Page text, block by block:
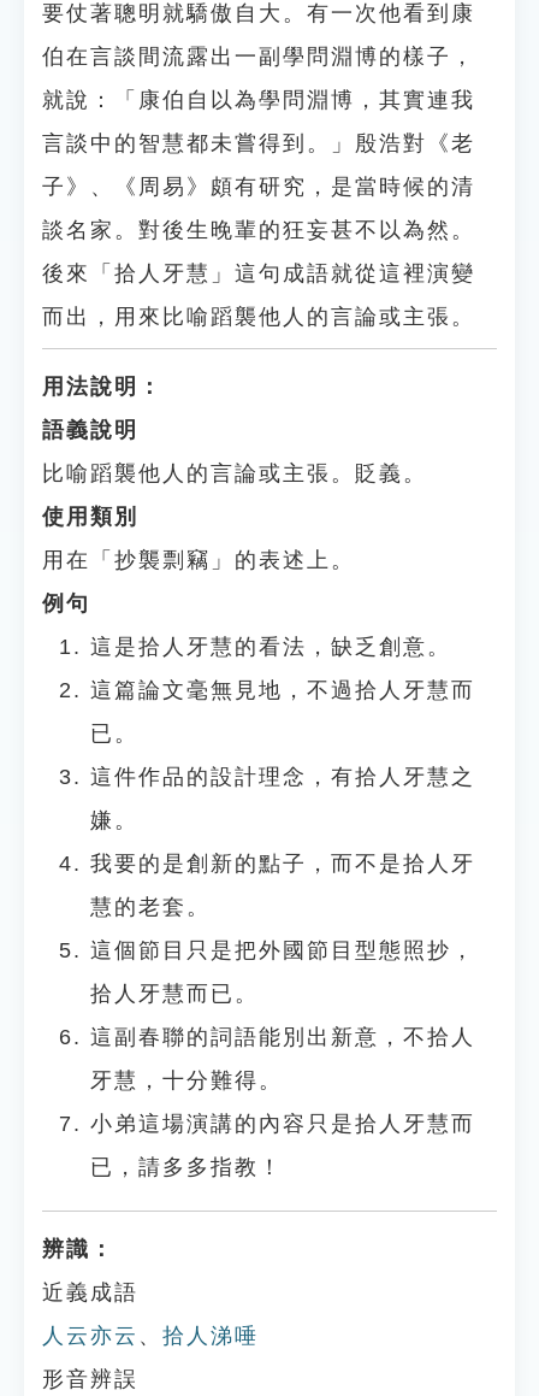
要仗著聰明就驕傲自大。有一次他看到康
伯在言談間流露出一副學問淵博的樣子，
就說：「康伯自以為學問淵博，其實連我
言談中的智慧都未嘗得到。」殷浩對《老
子》、《周易》頗有研究，是當時候的清
談名家。對後生晚輩的狂妄甚不以為然。
後來「拾人牙慧」這句成語就從這裡演變
而出，用來比喻蹈襲他人的言論或主張。
用法說明：
語義說明
比喻蹈襲他人的言論或主張。貶義。
使用類別
用在「抄襲剽竊」的表述上。
例句
這是拾人牙慧的看法，缺乏創意。
這篇論文毫無見地，不過拾人牙慧而
已。
這件作品的設計理念，有拾人牙慧之
嫌。
我要的是創新的點子，而不是拾人牙
慧的老套。
這個節目只是把外國節目型態照抄，
拾人牙慧而已。
這副春聯的詞語能別出新意，不拾人
牙慧，十分難得。
小弟這場演講的內容只是拾人牙慧而
已，請多多指教！
辨識：
近義成語
人云亦云 、 拾人涕唾
形音辨誤